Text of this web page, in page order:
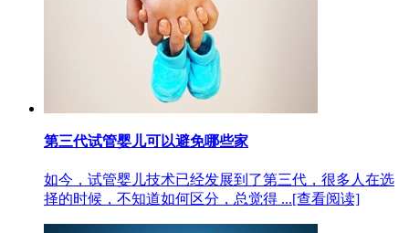
第三代试管婴儿可以避免哪些家
如今，试管婴儿技术已经发展到了第三代，很多人在选
择的时候，不知道如何区分，总觉得 ...[查看阅读]